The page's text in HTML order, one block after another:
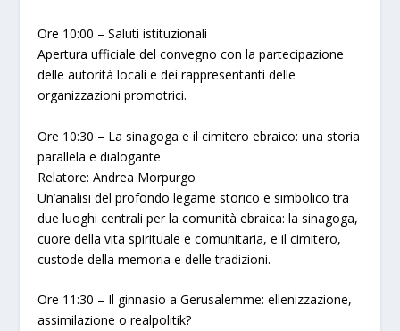
Ore 10:00 – Saluti istituzionali
Apertura ufficiale del convegno con la partecipazione
delle autorità locali e dei rappresentanti delle
organizzazioni promotrici.
Ore 10:30 – La sinagoga e il cimitero ebraico: una storia
parallela e dialogante
Relatore: Andrea Morpurgo
Un’analisi del profondo legame storico e simbolico tra
due luoghi centrali per la comunità ebraica: la sinagoga,
cuore della vita spirituale e comunitaria, e il cimitero,
custode della memoria e delle tradizioni.
Ore 11:30 – Il ginnasio a Gerusalemme: ellenizzazione,
assimilazione o realpolitik?